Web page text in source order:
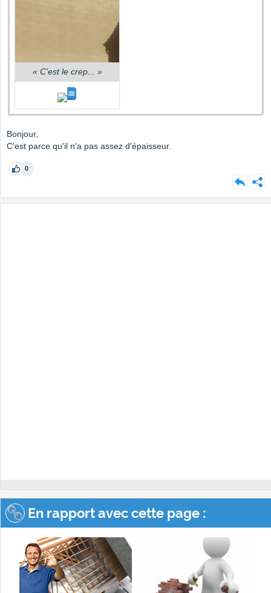
« C'est le crep... »
Bonjour,
C'est parce qu'il n'a pas assez d'épaisseur.
0
En rapport avec cette page :